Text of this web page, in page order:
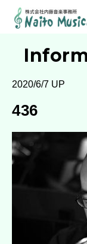
MUSICAL
ENTERPRISES
2020/6/7 UP
436